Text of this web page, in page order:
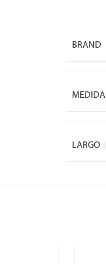
BRAND
MEDIDA
LARGO